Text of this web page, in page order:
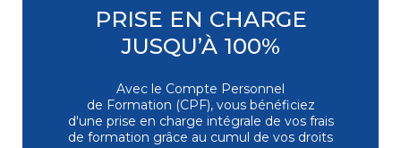
Présentiel
Classe à
distance
Excel - Programmer en VBA Top ventes
EXC-VB | Expertise
1 393 €
9 4,6/5
07/09/2026 - Classe à distance
PRISE EN CHARGE
JUSQU’À 100%
Avec le Compte Personnel
de Formation (CPF), vous bénéficiez
d'une prise en charge intégrale de vos frais
de formation grâce au cumul de vos droits